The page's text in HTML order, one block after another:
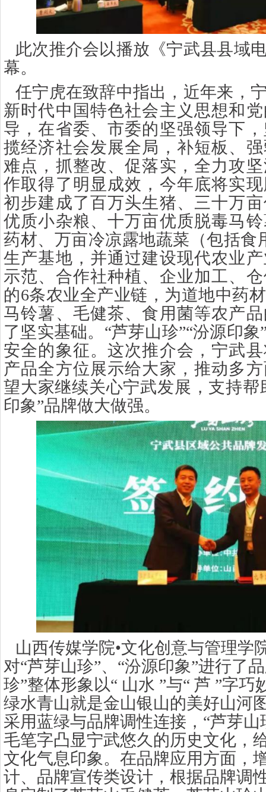
此次推介会以播放《宁武县县域
幕。
任宁虎在致辞中指出，近年来，
新时代中国特色社会主义思想和
导，在省委、市委的坚强领导下
揽经济社会发展全局，补短板、
难点，抓整改、促落实，全力攻
作取得了明显成效，今年底将实
初步建成了百万头生猪、三十万
优质小杂粮、十万亩优质脱毒马
药材、万亩冷凉露地蔬菜（包括食
生产基地，并通过建设现代农业
示范、合作社种植、企业加工、
的6条农业全产业链，为道地中药
马铃薯、毛健茶、食用菌等农产
了坚实基础。“芦芽山珍”“汾源印
安全的象征。这次推介会，宁武
产品全方位展示给大家，推动多
望大家继续关心宁武发展，支持帮
印象”品牌做大做强。
山西传媒学院•文化创意与管理学
对“芦芽山珍”、“汾源印象”进行了
珍”整体形象以“ 山水 ”与“ 芦 ”字巧
绿水青山就是金山银山的美好山河
采用蓝绿与品牌调性连接，“芦芽
毛笔字凸显宁武悠久的历史文化，
文化气息印象。在品牌应用方面，
计、品牌宣传类设计，根据品牌调